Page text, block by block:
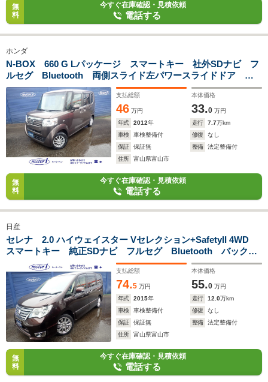
無
料
今すぐ在庫確認・見積依頼
電話する
ホンダ
N-BOX 660 G Lパッケージ スマートキー 社外SDナビ フ
ルセグ Bluetooth 両側スライド左パワースライドドア 横
滑り防止装置 電格ミラー オートエアコン ETC 社外
13AW
支払総額
46 万円
本体価格
33.0 万円
年式
2012年 走行 7.7万km
車検
車検整備付 修復
なし
保証
保証無 整備
法定整備付
住所
富山県富山市
無
料
今すぐ在庫確認・見積依頼
電話する
日産
セレナ 2.0 ハイウェイスター Vセレクション+SafetyII 4WD
スマートキー 純正SDナビ フルセグ Bluetooth バックカ
メラ アラウンドビューモニター ETC 両側パワースライド
ドア 社外17AW LEDヘッドライト 衝突被害軽減ブレー
キ レーンキープ クルーズコントロール
支払総額
74.5 万円
本体価格
55.0 万円
年式
2015年 走行 12.0万km
車検
車検整備付 修復
なし
保証
保証無 整備
法定整備付
住所
富山県富山市
無
料
今すぐ在庫確認・見積依頼
電話する